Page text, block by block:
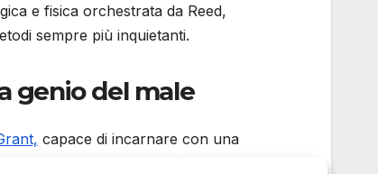
e fisica orchestrata da Reed,
sempre più inquietanti.
genio del male
capace di incarnare con una
suo personaggio, Reed, è una presenza